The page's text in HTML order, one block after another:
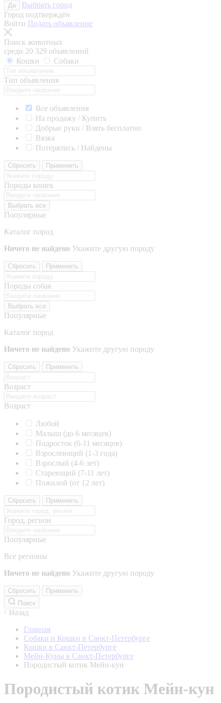
Да
Выбрать город
Город подтверждён
Войти Подать объявление
Поиск животных
среди 20 329 объявлений
Кошки
Собаки
Тип объявления
Все объявления
На продажу / Купить
Добрые руки / Взять бесплатно
Вязка
Потерялись / Найдены
Сбросить Применить
Породы кошек
Выбрать все
Популярные
Каталог пород
Ничего не найдено Укажите другую породу
Сбросить Применить
Породы собак
Выбрать все
Популярные
Каталог пород
Ничего не найдено Укажите другую породу
Сбросить Применить
Возраст
Возраст
Любой
Малыш (до 6 месяцев)
Подросток (6-11 месяцев)
Взрослеющий (1-3 года)
Взрослый (4-6 лет)
Стареющий (7-11 лет)
Пожилой (от 12 лет)
Сбросить Применить
Город, регион
Популярные
Все регионы
Ничего не найдено Укажите другую породу
Сбросить
Применить
Поиск
Назад
Главная
Собаки и Кошки в Санкт-Петербурге
Кошки в Санкт-Петербурге
Мейн-Куны в Санкт-Петербурге
Породистый котик Мейн-кун
Породистый котик Мейн-кун